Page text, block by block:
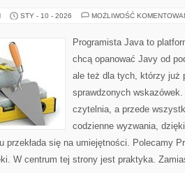
STY - 10 - 2026 MOŻLIWOŚĆ
Programista Java to
chcą opanować Javy od
ale też dla tych, którzy już
sprawdzonych wskazówek.
czytelnia, a przede
codzienne wyzwania,
przekłada się na umiejętności. Polecamy
W centrum tej strony jest praktyka.